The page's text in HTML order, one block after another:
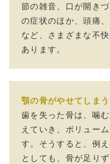
節の雑音、口が開き
の症状のほか、頭痛
など、さまざまな不
あります。
顎の骨がやせてしまう
歯を失った骨は、噛
えていき、ボリュー
す。そうすると、例
としても、骨が足り